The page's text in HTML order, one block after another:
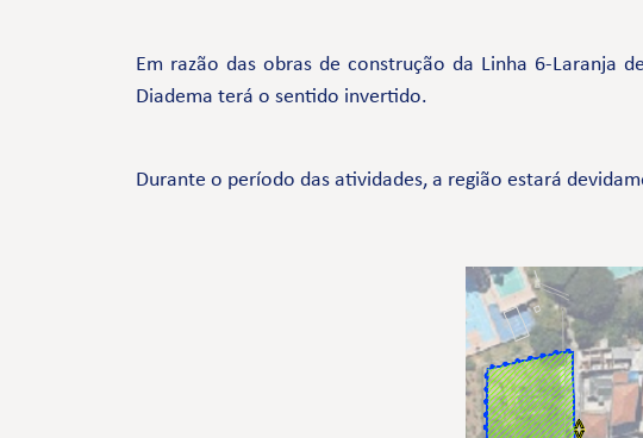
Em razão das obras de construção da Linha 6-Laranja
Diadema terá o sentido invertido.
Durante o período das atividades, a região estará